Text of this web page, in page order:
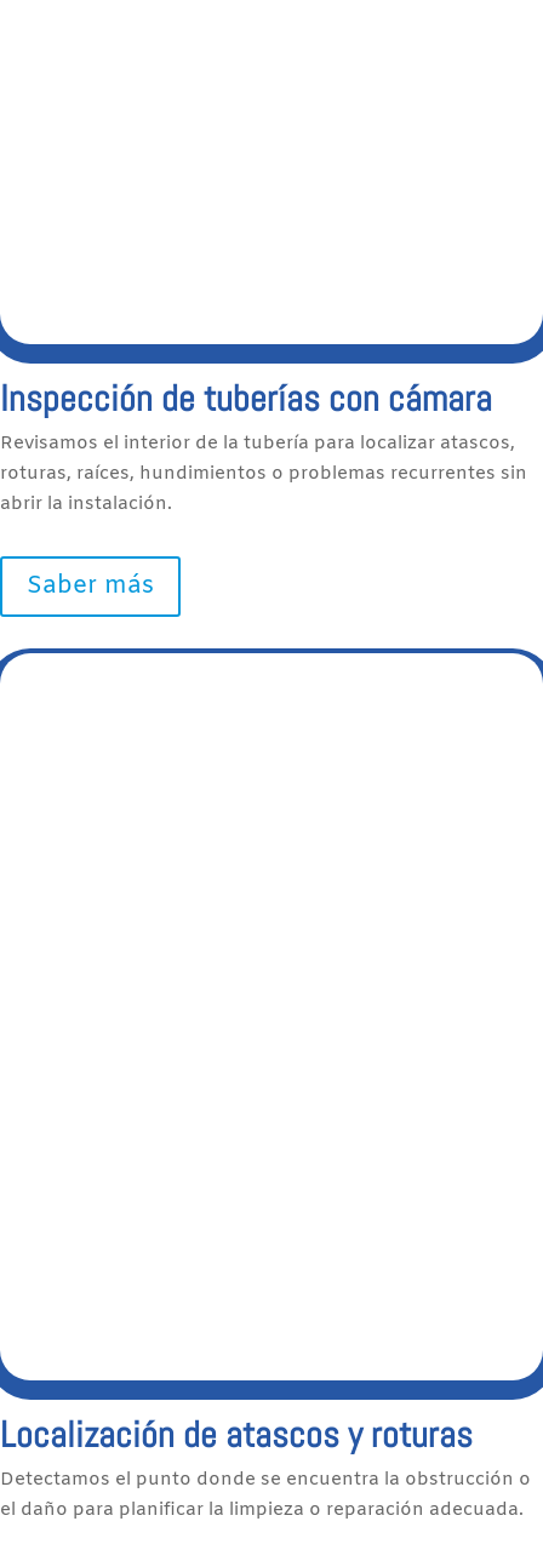
Inspección de tuberías con cámara
Revisamos el interior de la tubería para localizar atascos,
roturas, raíces, hundimientos o problemas recurrentes sin
abrir la instalación.
Saber más
Localización de atascos y roturas
Detectamos el punto donde se encuentra la obstrucción o
el daño para planificar la limpieza o reparación adecuada.